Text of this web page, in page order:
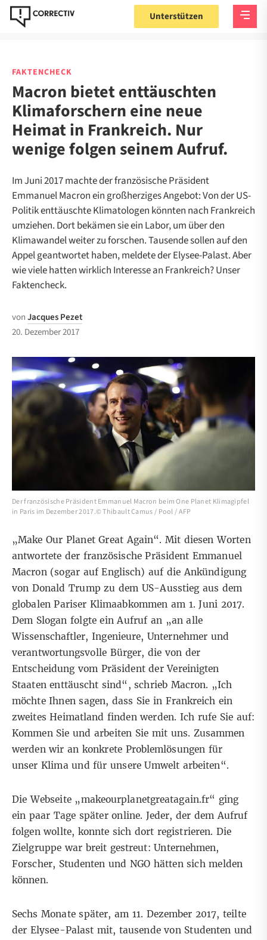
Unterstützen
FAKTENCHECK
Macron bietet enttäuschten
Klimaforschern eine neue
Heimat in Frankreich. Nur
wenige folgen seinem Aufruf.
Im Juni 2017 machte der französische Präsident
Emmanuel Macron ein großherziges Angebot: Von der US-
Politik enttäuschte Klimatologen könnten nach Frankreich
umziehen. Dort bekämen sie ein Labor, um über den
Klimawandel weiter zu forschen. Tausende sollen auf den
Appel geantwortet haben, meldete der Elysee-Palast. Aber
wie viele hatten wirklich Interesse an Frankreich? Unser
Faktencheck.
vonJacques Pezet
20. Dezember 2017
Der französische Präsident Emmanuel Macron beim One Planet Klimagipfel
in Paris im Dezember 2017.© Thibault Camus / Pool / AFP
„Make Our Planet Great Again“. Mit diesen Worten
antwortete der französische Präsident Emmanuel
Macron (sogar auf Englisch) auf die Ankündigung
von Donald Trump zu dem US-Ausstieg aus dem
globalen Pariser Klimaabkommen am 1. Juni 2017.
Dem Slogan folgteein Aufrufan „an alle
Wissenschaftler, Ingenieure, Unternehmer und
verantwortungsvolle Bürger, die von der
Entscheidung vom Präsident der Vereinigten
Staaten enttäuscht sind“, schrieb Macron. „Ich
möchte Ihnen sagen, dass Sie in Frankreich ein
zweites Heimatland finden werden. Ich rufe Sie auf:
Kommen Sie und arbeiten Sie mit uns. Zusammen
werden wir an konkrete Problemlösungen für
unser Klima und für unsere Umwelt arbeiten“.
Die Webseite „makeourplanetgreatagain.fr“ ging
ein paar Tage später online. Jeder, der dem Aufruf
folgen wollte, konnte sich dort registrieren. Die
Zielgruppe war breit gestreut: Unternehmen,
Forscher, Studenten und NGO hätten sich melden
können.
Sechs Monate später, am 11. Dezember 2017,teilte
der Elysee-Palast mit, tausende von Studenten und